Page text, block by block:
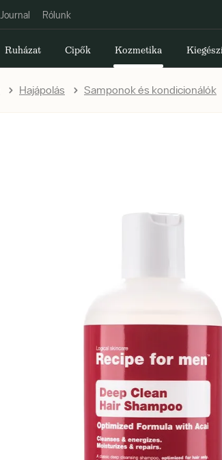
Journal Rólunk
Ruházat Cipők Kozmetika
Hajápolás Samponok és kondicionálók